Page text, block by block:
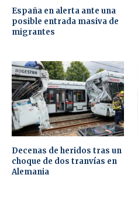
España en alerta ante una
posible entrada masiva de
migrantes
Decenas de heridos tras un
choque de dos tranvías en
Alemania